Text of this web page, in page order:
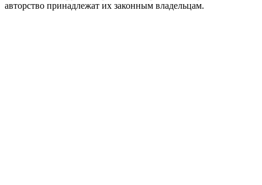
авторство принадлежат их законным владельцам.